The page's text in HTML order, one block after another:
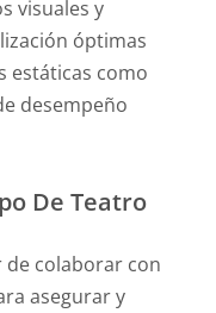
visuales y
óptimas
estáticas como
desempeño
De Teatro
colaborar con
asegurar y